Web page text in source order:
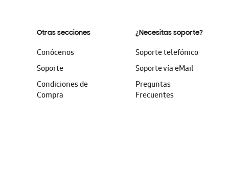
Otras secciones
Conócenos
Soporte
Condiciones de
Compra
¿Necesitas soporte?
Soporte telefónico
Soporte vía eMail
Preguntas
Frecuentes